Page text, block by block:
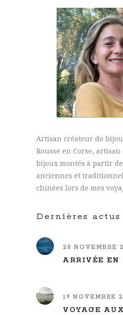
Artisan créateur de
Rousse en Corse,
bijoux montés à partir
anciennes et
chinées lors de mes
Dernières actus
28 NOVEMBRE
ARRIVÉE EN
19 NOVEMBRE
VOYAGE